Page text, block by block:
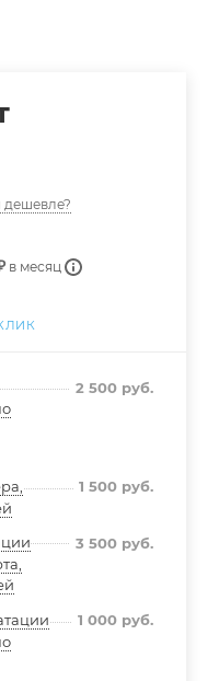
в месяц
2 500 руб.
1 500 руб.
3 500 руб.
1 000 руб.